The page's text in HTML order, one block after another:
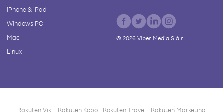
iPhone & iPad
Windows PC
Mac
Linux
© 2026Viber Media S.à r.l.
Rakuten Viki Rakuten Kobo Rakuten Travel Rakuten Marketing